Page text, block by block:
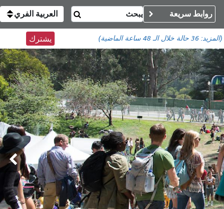
روابط سريعة العربية الفري
(المزيد:36 حالة خلال الـ 48 ساعة الماضية) يشترك